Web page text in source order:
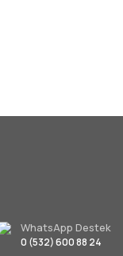
WhatsApp Destek
0 (532) 600 88 24